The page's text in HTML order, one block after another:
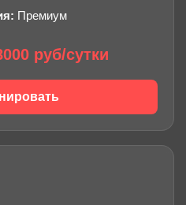
Премиум
руб/сутки